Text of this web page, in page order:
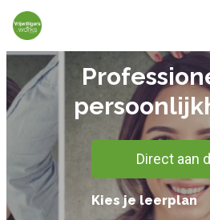
Direct aan
Kies je leerplan